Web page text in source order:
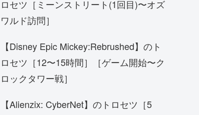
ロセツ［ミーンストリート(1回目)〜オズ
ワルド訪問］
【Disney Epic Mickey:Rebrushed】のト
ロセツ［12〜15時間］［ゲーム開始〜ク
ロックタワー戦］
【Alienzix: CyberNet】のトロセツ［5